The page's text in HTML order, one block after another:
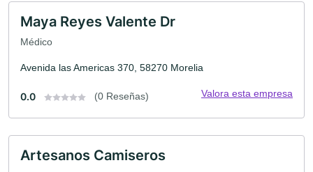
Maya Reyes Valente Dr
Médico
Avenida las Americas 370, 58270 Morelia
0.0 (0 Reseñas) Valora esta empresa
Artesanos Camiseros